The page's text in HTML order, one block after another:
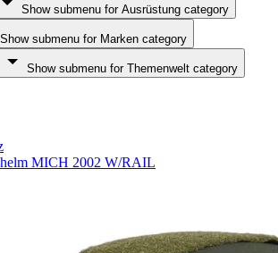
Show submenu for Ausrüstung category
Show submenu for Marken category
Show submenu for Themenwelt category
MICH 2002 W/RAIL